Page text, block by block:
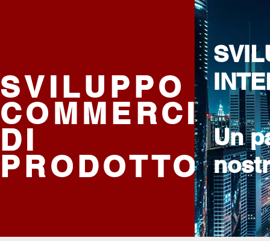
SVILUPPO
DI
PRODOTTO
Un